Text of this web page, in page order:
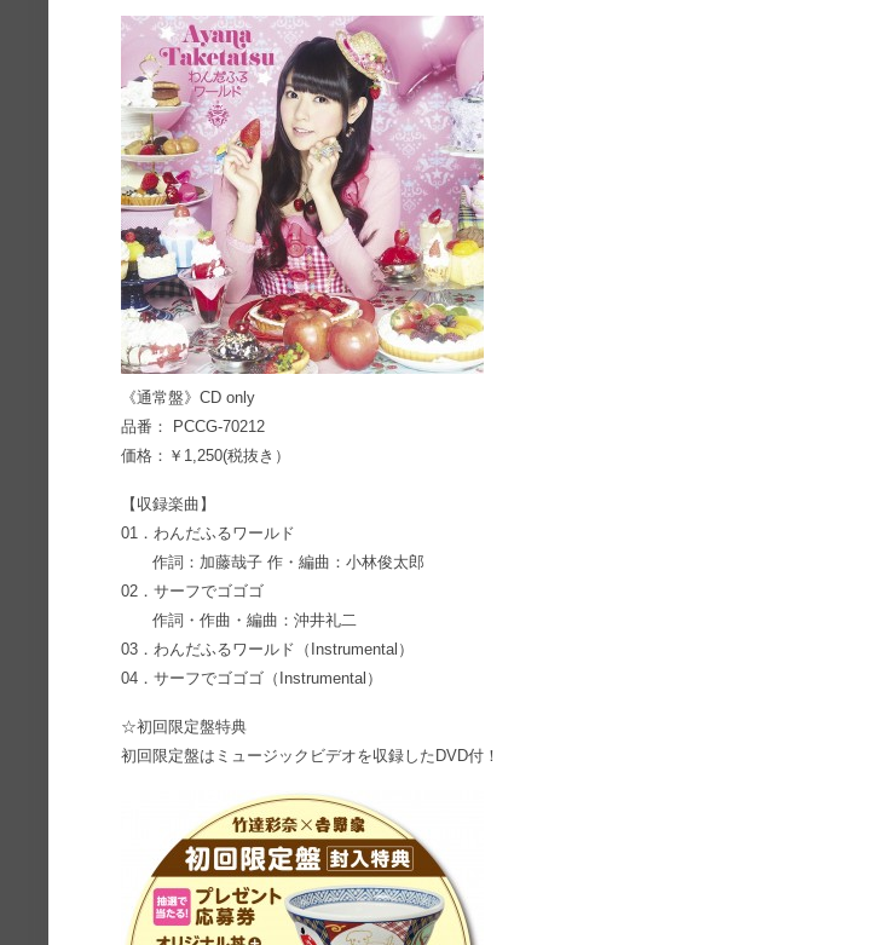
《通常盤》CD only
品番： PCCG-70212
価格：￥1,250(税抜き）
【収録楽曲】
01．わんだふるワールド
作詞：加藤哉子 作・編曲：小林俊太郎
02．サーフでゴゴゴ
作詞・作曲・編曲：沖井礼二
03．わんだふるワールド（Instrumental）
04．サーフでゴゴゴ（Instrumental）
☆初回限定盤特典
初回限定盤はミュージックビデオを収録したDVD付！